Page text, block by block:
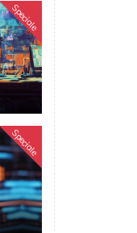
Speciale
Speciale